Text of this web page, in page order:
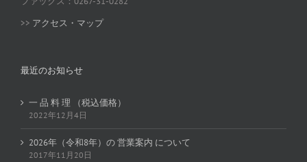
>> アクセス・マップ
最近のお知らせ
一 品 料 理 （税込価格）
2022年12月4日
2026年（令和8年）の 営業案内 について
2017年11月20日